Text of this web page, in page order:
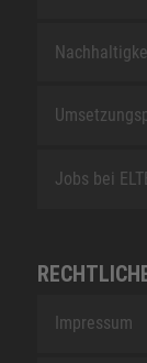
Jobs bei
Impressum